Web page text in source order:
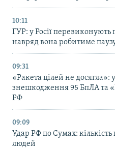
10:11
ГУР: у Росії
навряд вона робитиме
09:31
«Ракета цілей не досягла»:
знешкодження 95 БпЛА та
РФ
09:09
Удар РФ по Сумах:
людей